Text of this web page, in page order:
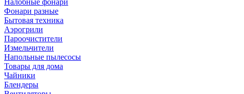
Налобные фонари
Фонари разные
Бытовая техника
Аэрогрили
Пароочистители
Измельчители
Напольные пылесосы
Товары для дома
Чайники
Блендеры